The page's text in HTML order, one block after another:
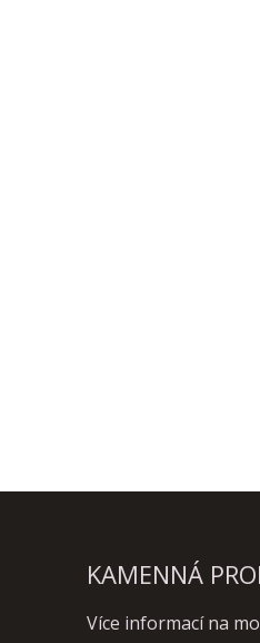
KAMENNÁ
Více informací na